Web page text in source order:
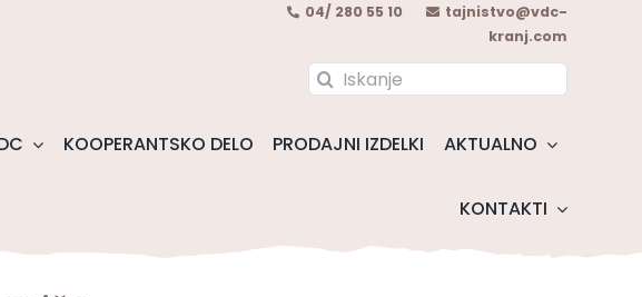
04/ 280 55 10
tajnistvo@vdc-
kranj.com
Search
KOOPERANTSKO DELO PRODAJNI IZDELKI AKTUALNO
KONTAKTI